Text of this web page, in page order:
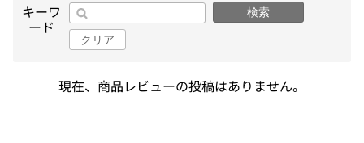
キーワ
ード
検索
クリア
現在、商品レビューの投稿はありません。